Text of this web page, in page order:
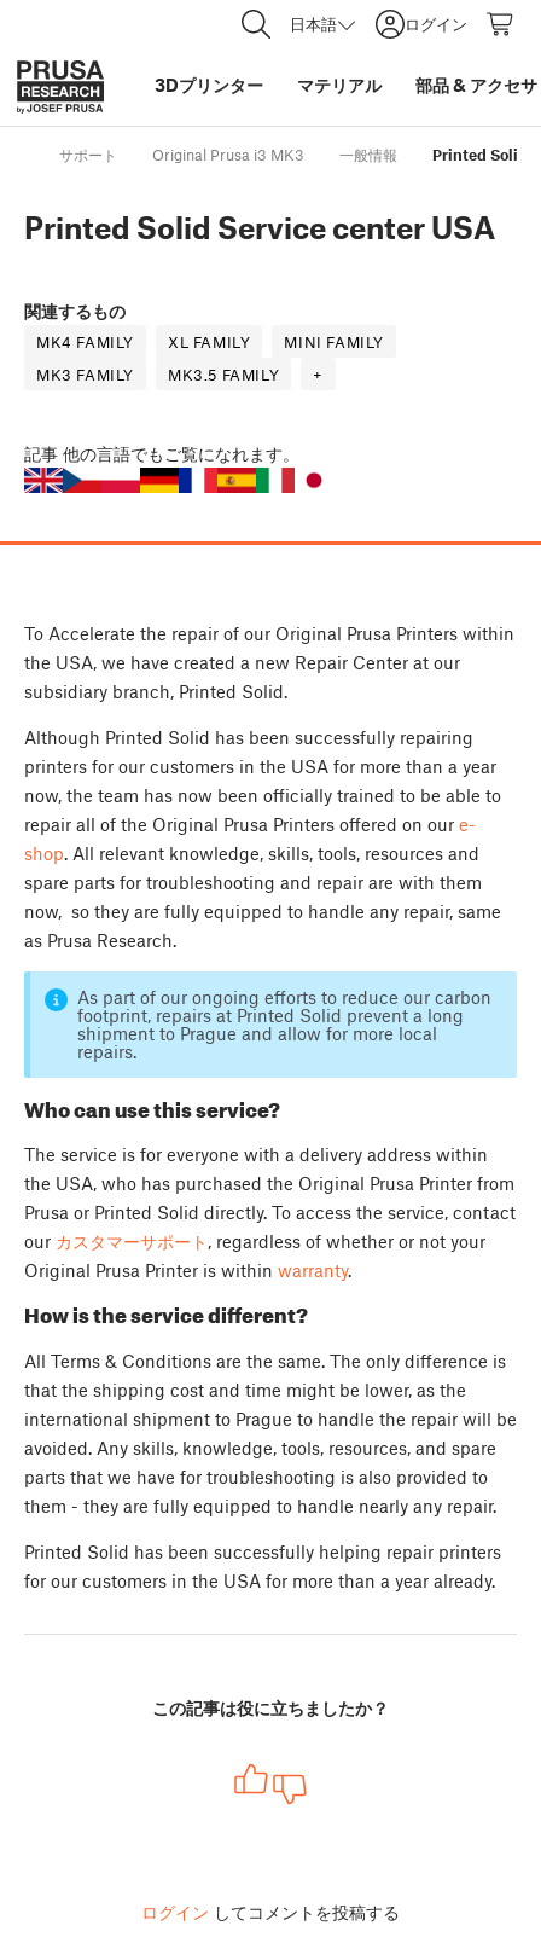
日本語 ログイン
3Dプリンター マテリアル 部品& アクセ
サポート Original Prusa i3 MK3 一般情報 Printed Solid
Printed Solid Service center USA
関連するもの
MK4 FAMILY XL FAMILY
MINI FAMILY
MK3 FAMILY
MK3.5 FAMILY +
記事 他の言語でもご覧になれます。
To Accelerate the repair of our Original Prusa Printers within
the USA, we have created a new Repair Center at our
subsidiary branch, Printed Solid.
Although Printed Solid has been successfully repairing
printers for our customers in the USA for more than a year
now, the team has now been officially trained to be able to
repair all of the Original Prusa Printers offered on our e-
shop. All relevant knowledge, skills, tools, resources and
spare parts for troubleshooting and repair are with them
now, so they are fully equipped to handle any repair, same
as Prusa Research.
As part of our ongoing efforts to reduce our carbon
footprint, repairs at Printed Solid prevent a long
shipment to Prague and allow for more local
repairs.
Who can use this service?
The service is for everyone with a delivery address within
the USA, who has purchased the Original Prusa Printer from
Prusa or Printed Solid directly. To access the service, contact
our カスタマーサポート , regardless of whether or not your
Original Prusa Printer is within warranty.
How is the service different?
All Terms & Conditions are the same. The only difference is
that the shipping cost and time might be lower, as the
international shipment to Prague to handle the repair will be
avoided. Any skills, knowledge, tools, resources, and spare
parts that we have for troubleshooting is also provided to
them - they are fully equipped to handle nearly any repair.
Printed Solid has been successfully helping repair printers
for our customers in the USA for more than a year already.
この記事は役に立ちましたか？
ログイン してコメントを投稿する